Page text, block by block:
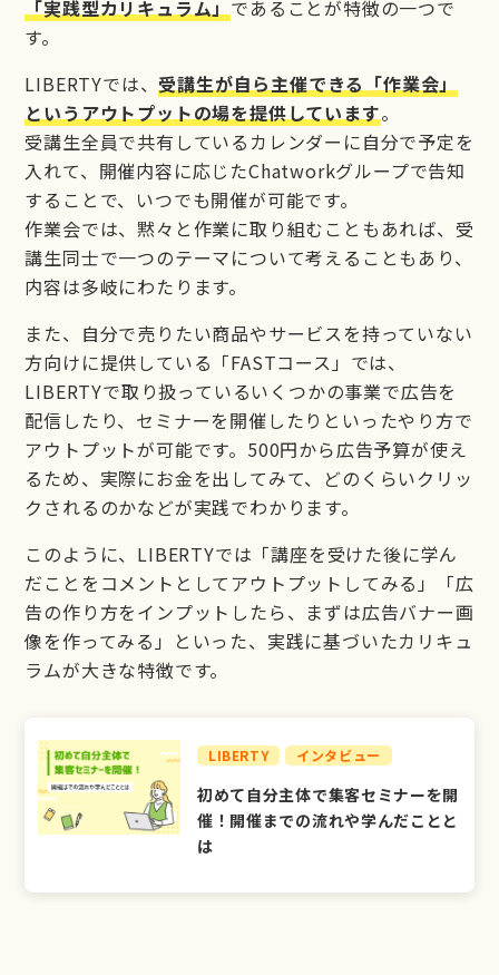
「実践型カリキュラム」であることが特徴の一つで
す。
LIBERTYでは、受講生が自ら主催できる「作業会」
というアウトプットの場を提供しています。
受講生全員で共有しているカレンダーに自分で予定を
入れて、開催内容に応じたChatworkグループで告知
することで、いつでも開催が可能です。
作業会では、黙々と作業に取り組むこともあれば、受
講生同士で一つのテーマについて考えることもあり、
内容は多岐にわたります。
また、自分で売りたい商品やサービスを持っていない
方向けに提供している「FASTコース」では、
LIBERTYで取り扱っているいくつかの事業で広告を
配信したり、セミナーを開催したりといったやり方で
アウトプットが可能です。500円から広告予算が使え
るため、実際にお金を出してみて、どのくらいクリッ
クされるのかなどが実践でわかります。
このように、LIBERTYでは「講座を受けた後に学ん
だことをコメントとしてアウトプットしてみる」「広
告の作り方をインプットしたら、まずは広告バナー画
像を作ってみる」といった、実践に基づいたカリキュ
ラムが大きな特徴です。
LIBERTY インタビュー
初めて自分主体で集客セミナーを開
催！開催までの流れや学んだことと
は